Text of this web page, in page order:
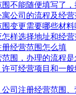
不能随便填写了，
公司的流程及经营
变更需要哪些材料
样选择地址和经营
经营范围怎么填
围，办理的流程是
可经营项目和一
司注册经营范围、